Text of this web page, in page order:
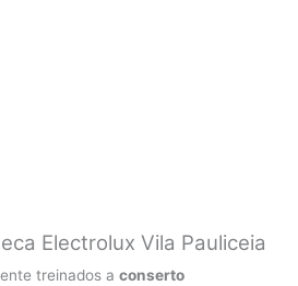
ElectroluxVila Pauliceia
treinados aconserto